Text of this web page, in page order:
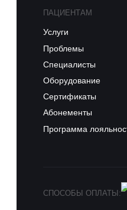
ПАЦИЕНТАМ
Услуги
Проблемы
Специалисты
Оборудование
Сертификаты
Абонементы
Программа
СПОСОБЫ ОПЛАТЫ: